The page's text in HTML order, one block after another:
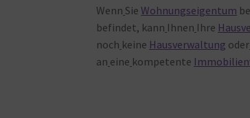
Wenn SieWohnungseigentum
befindet, kann Ihnen Ihre
noch keine Hausverwaltung oder
an eine kompetente